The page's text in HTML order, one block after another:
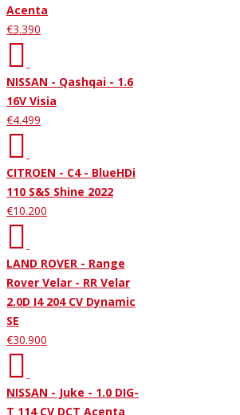
Acenta
€3.390
NISSAN - Qashqai - 1.6
16V Visia
€4.499
CITROEN - C4 - BlueHDi
110 S&S Shine 2022
€10.200
LAND ROVER - Range
Rover Velar - RR Velar
2.0D I4 204 CV Dynamic
SE
€30.900
NISSAN - Juke - 1.0 DIG-
T 114 CV DCT Acenta